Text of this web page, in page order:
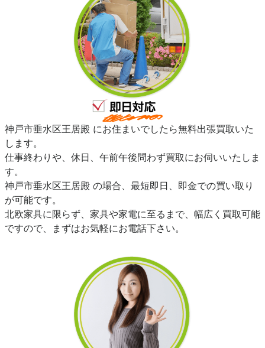
神戸市垂水区王居殿 にお住まいでしたら無料出張買取いた
します。
仕事終わりや、休日、午前午後問わず買取にお伺いいたしま
す。
神戸市垂水区王居殿 の場合、最短即日、即金での買い取り
が可能です。
北欧家具に限らず、家具や家電に至るまで、幅広く買取可能
ですので、まずはお気軽にお電話下さい。